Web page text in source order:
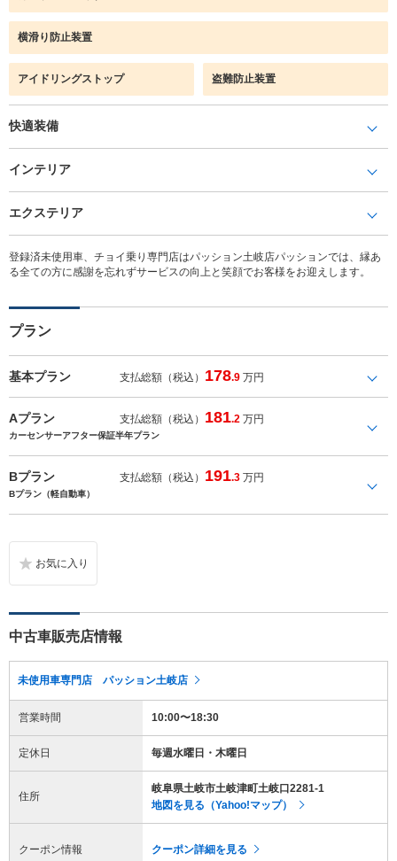
横滑り防止装置
アイドリングストップ 盗難防止装置
快適装備
インテリア
エクステリア
登録済未使用車、チョイ乗り専門店はパッション土岐店パッションでは、縁あ
る全ての方に感謝を忘れずサービスの向上と笑顔でお客様をお迎えします。
プラン
基本プラン 支払総額（税込） 178.9 万円
Aプラン 支払総額（税込） 181.2 万円
カーセンサーアフター保証半年プラン
Bプラン 支払総額（税込） 191.3 万円
Bプラン（軽自動車）
中古車販売店情報
未使用車専門店 パッション土岐店
営業時間 10:00〜18:30
定休日 毎週水曜日・木曜日
住所
岐阜県土岐市土岐津町土岐口2281-1
地図を見る（Yahoo!マップ）
クーポン情報 クーポン詳細を見る